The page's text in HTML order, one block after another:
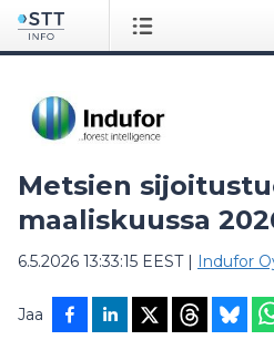
Metsien
maaliskuussa
6.5.2026 13:33:15 EEST| Indufor
Jaa